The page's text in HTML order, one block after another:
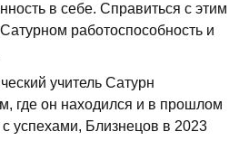
в себе. Справиться с этим
работоспособность и
учитель Сатурн
где он находился и в прошлом
с успехами, Близнецов в 2023